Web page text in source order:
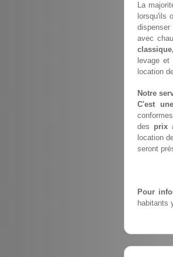
La
lorsqu'ils
dispenser
avec
levage
location
Notre
C'est
des prix
location
seront
Pour
habitants